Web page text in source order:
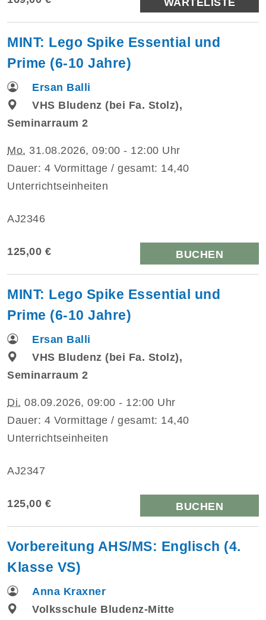
MINT: Lego Spike Essential und
Prime (6-10 Jahre)
Ersan Balli
VHS Bludenz (bei Fa. Stolz),
Seminarraum 2
Mo. 31.08.2026, 09:00 - 12:00 Uhr
Dauer: 4 Vormittage / gesamt: 14,40
Unterrichtseinheiten
AJ2346
125,00 € BUCHEN
MINT: Lego Spike Essential und
Prime (6-10 Jahre)
Ersan Balli
VHS Bludenz (bei Fa. Stolz),
Seminarraum 2
Di. 08.09.2026, 09:00 - 12:00 Uhr
Dauer: 4 Vormittage / gesamt: 14,40
Unterrichtseinheiten
AJ2347
125,00 € BUCHEN
Vorbereitung AHS/MS: Englisch (4.
Klasse VS)
Anna Kraxner
Volksschule Bludenz-Mitte